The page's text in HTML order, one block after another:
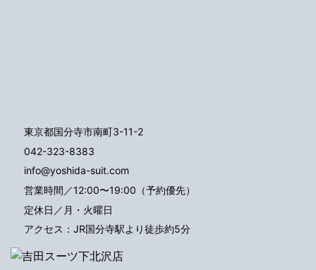
東京都国分寺市南町3-11-2
042-323-8383
info@yoshida-suit.com
営業時間／12:00〜19:00（予約優先）
定休日／月・火曜日
アクセス：JR国分寺駅より徒歩約5分